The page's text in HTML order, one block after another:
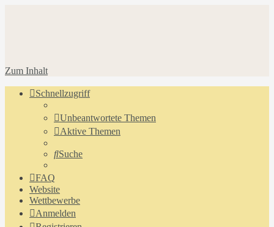
Zum Inhalt
Schnellzugriff
Unbeantwortete Themen
Aktive Themen
Suche
FAQ
Website
Wettbewerbe
Anmelden